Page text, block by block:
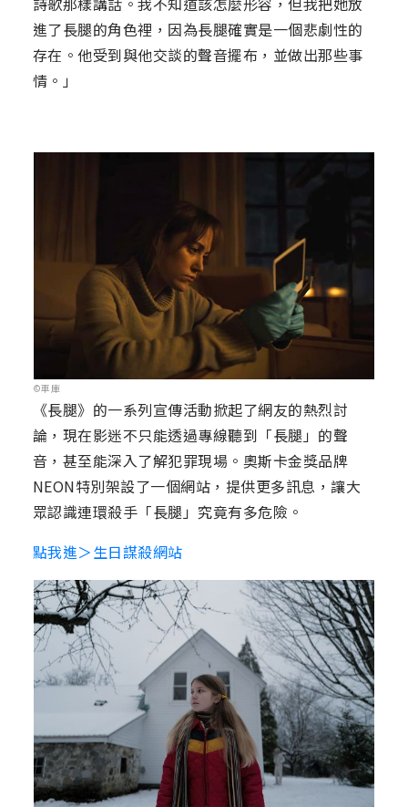
進了長腿的角色裡，因為長腿確實是一個悲劇性的
存在。他受到與他交談的聲音擺布，並做出那些事
情。」
©車庫
《長腿》的一系列宣傳活動掀起了網友的熱烈討
論，現在影迷不只能透過專線聽到「長腿」的聲
音，甚至能深入了解犯罪現場。奧斯卡金獎品牌
NEON特別架設了一個網站，提供更多訊息，讓大
眾認識連環殺手「長腿」究竟有多危險。
點我進＞生日謀殺網站